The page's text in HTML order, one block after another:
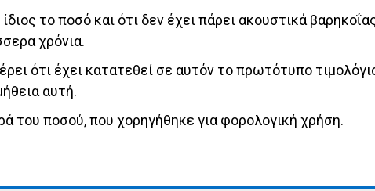
το ποσό και ότι δεν έχει πάρει ακουστικά
χρόνια.
ότι έχει κατατεθεί σε αυτόν το πρωτότυπο
αυτή.
του ποσού, που χορηγήθηκε για φορολογική χρήση.